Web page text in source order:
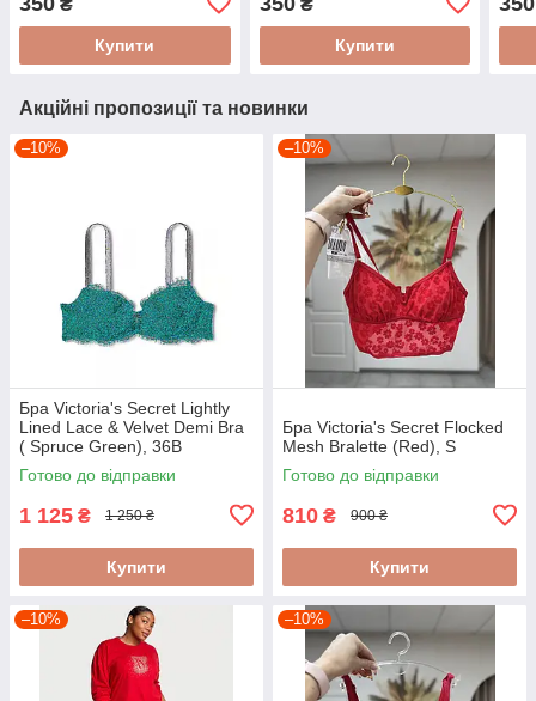
Купити Купити
Акційні пропозиції та новинки
–10%
Бра Victoria's Secret Lightly
Lined Lace & Velvet Demi Bra
( Spruce Green), 36B
Готово до відправки
1 125 ₴ 1 250 ₴
Купити
–10%
Бра Victoria's Secret Flocked
Mesh Bralette (Red), S
Готово до відправки
810 ₴ 900 ₴
Купити
–10% –10%